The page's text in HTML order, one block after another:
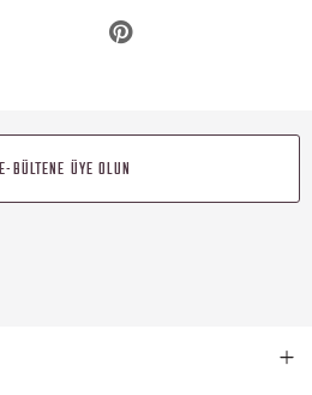
E-BÜLTENE ÜYE OLUN